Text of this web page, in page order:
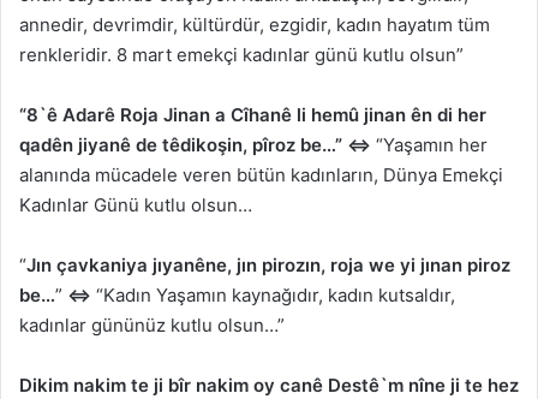
annedir, devrimdir, kültürdür, ezgidir, kadın hayatım tüm
renkleridir. 8 mart emekçi kadınlar günü kutlu olsun”
“8`ê Adarê Roja Jinan a Cîhanê li hemû jinan ên di her
qadên jiyanê de têdikoşin, pîroz be…” ⇔ “Yaşamın her
alanında mücadele veren bütün kadınların, Dünya Emekçi
Kadınlar Günü kutlu olsun…
“Jın çavkaniya jıyanêne, jın pirozın, roja we yi jınan piroz
be…” ⇔ “Kadın Yaşamın kaynağıdır, kadın kutsaldır,
kadınlar gününüz kutlu olsun…”
Dikim nakim te ji bîr nakim oy canê Destê`m nîne ji te hez